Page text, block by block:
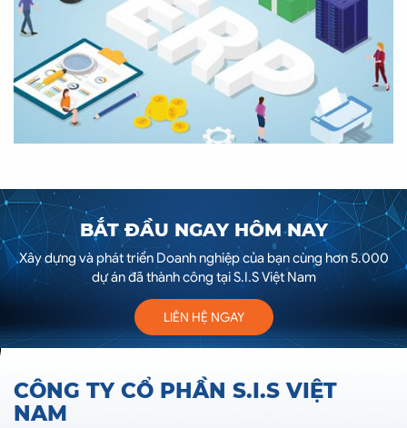
BẮT ĐẦU NGAY HÔM NAY
Xây dựng và phát triển Doanh nghiệp của bạn cùng hơn 5.000
dự án đã thành công tại S.I.S Việt Nam
LIÊN HỆ NGAY
CÔNG TY CỔ PHẦN S.I.S VIỆT
NAM